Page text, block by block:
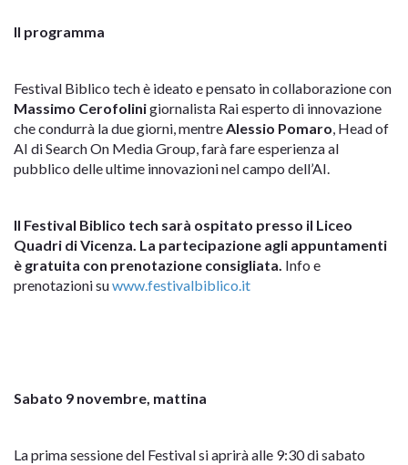
Il programma
Festival Biblico tech è ideato e pensato in collaborazione con
Massimo Cerofolinigiornalista Rai esperto di innovazione
che condurrà la due giorni, mentreAlessio Pomaro, Head of
AI di Search On Media Group, farà fare esperienza al
pubblico delle ultime innovazioni nel campo dell’AI.
Il Festival Biblico tech sarà ospitato presso il Liceo
Quadri di Vicenza. La partecipazione agli appuntamenti
è gratuita con prenotazione consigliata. Info e
prenotazioni suwww.festivalbiblico.it
Sabato 9 novembre, mattina
La prima sessione del Festival si aprirà alle 9:30 di sabato